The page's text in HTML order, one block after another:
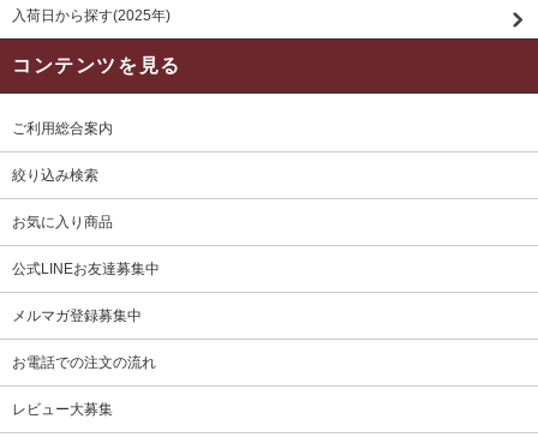
入荷日から探す(2025年)
コンテンツを見る
ご利用総合案内
絞り込み検索
お気に入り商品
公式LINEお友達募集中
メルマガ登録募集中
お電話での注文の流れ
レビュー大募集